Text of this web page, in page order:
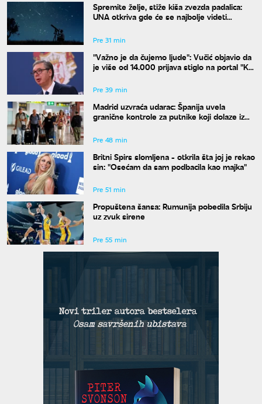
Spremite želje, stiže kiša zvezda padalica:
UNA otkriva gde će se najbolje videti
Pre 31 min
"Važno je da čujemo ljude": Vučić objavio da
je više od 14.000 prijava stiglo na portal "Ko
Pre 39 min
Madrid uzvraća udarac: Španija uvela
granične kontrole za putnike koji dolaze iz
Pre 48 min
Britni Spirs slomljena - otkrila šta joj je rekao
sin: "Osećam da sam podbacila kao majka"
Pre 51 min
Propuštena šansa: Rumunija pobedila Srbiju
uz zvuk sirene
Pre 55 min